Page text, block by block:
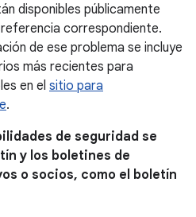
disponibles públicamente
correspondiente.
de ese problema se incluye
más recientes para
en el sitio para
.
de seguridad se
y los boletines de
o socios, como el boletín